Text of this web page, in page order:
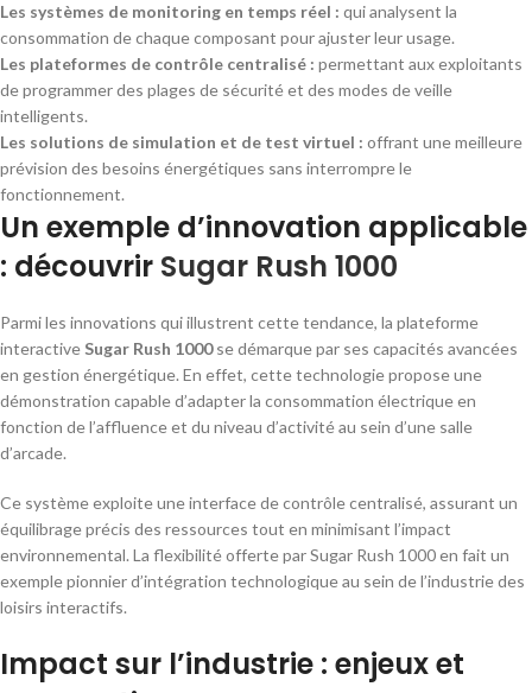
Les systèmes de monitoring en temps réel : qui analysent la
consommation de chaque composant pour ajuster leur usage.
Les plateformes de contrôle centralisé : permettant aux exploitants
de programmer des plages de sécurité et des modes de veille
intelligents.
Les solutions de simulation et de test virtuel : offrant une meilleure
prévision des besoins énergétiques sans interrompre le
fonctionnement.
Un exemple d’innovation applicable
: découvrir Sugar Rush 1000
Parmi les innovations qui illustrent cette tendance, la plateforme
interactive Sugar Rush 1000se démarque par ses capacités avancées
en gestion énergétique. En effet, cette technologie propose une
démonstration capable d’adapter la consommation électrique en
fonction de l’affluence et du niveau d’activité au sein d’une salle
d’arcade.
Ce système exploite une interface de contrôle centralisé, assurant un
équilibrage précis des ressources tout en minimisant l’impact
environnemental. La flexibilité offerte par Sugar Rush 1000 en fait un
exemple pionnier d’intégration technologique au sein de l’industrie des
loisirs interactifs.
Impact sur l’industrie : enjeux et